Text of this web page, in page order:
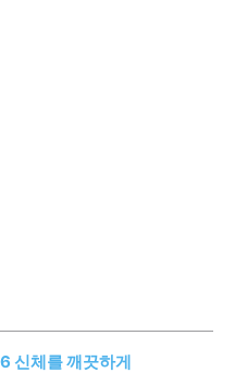
신체를 깨끗하게